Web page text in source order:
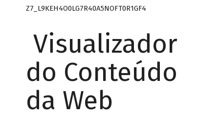
Z7_L9KEH4O0LG7R40A5NOFT0R1GF4
Visualizador
do Conteúdo
da Web